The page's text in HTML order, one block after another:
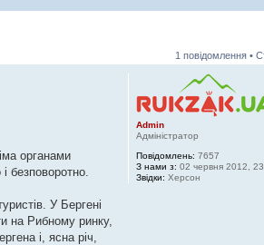
1 повідомлення •
Admin
Адміністратор
Повідомлень: 7657
З нами з: 02 червня 2012,
Звідки: Херсон
органами
безповоротно.
У Бергені
на Рибному ринку,
і, ясна річ,